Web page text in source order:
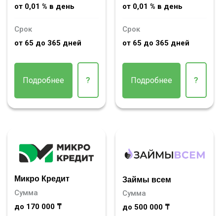
от 0,01 % в день
Срок
от 65 до 365 дней
Подробнее ?
от 0,01 % в день
Срок
от 65 до 365 дней
Подробнее ?
Микро Кредит
Сумма
до 170 000 ₸
Займы всем
Сумма
до 500 000 ₸